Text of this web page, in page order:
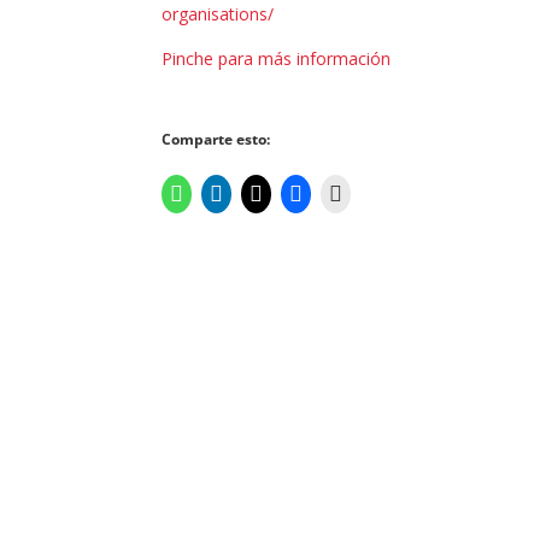
organisations/
Pinche para más información
Comparte esto: